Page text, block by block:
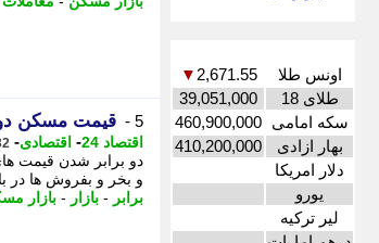
اونس طلا 2,671.55
▼
طلای 18
39,051,000
سکه امامی 460,900,000
بهار ازادی
410,200,000
دلار امریکا
یورو
لیر ترکیه
5 - قیمت مسکن دو
اقتصاد 24 - اقتصادی- 32 ساعت پیش - پنجشنبه
دو برابر شدن قیمت
و بخر و بفروش ها
برابر - بازار - بازار